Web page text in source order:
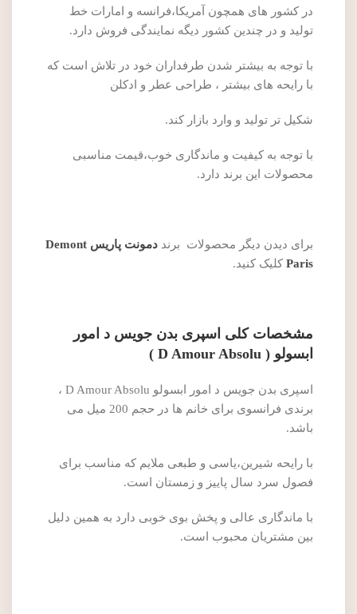
در کشور های همچون آمریکا،فرانسه و امارات خط
تولید و در چندین کشور دیگه نمایندگی فروش دارد.
با توجه به بیشتر شدن طرفداران خود در تلاش است که
با رایحه های بیشتر ، طراحی عطر و ادکلن
شکیل تر تولید و وارد بازار کند.
با توجه به کیفیت و ماندگاری خوب،قیمت مناسبی
محصولات این برند دارد.
برای دیدن دیگر محصولات برند
دمونت پاریس Demont
Paris کلیک کنید.
مشخصات کلی اسپری بدن جویس د امور
ابسولو ( D Amour Absolu )
اسپری بدن جویس د امور ابسولو D Amour Absolu ،
برندی فرانسوی برای خانم ها در حجم 200 میل می
باشد.
با رایحه شیرین،یاسی و طبعی ملایم که مناسب برای
فصول سرد سال پاییز و زمستان است.
با ماندگاری عالی و پخش بوی خوبی دارد به همین دلیل
بین مشتریان محبوب است.